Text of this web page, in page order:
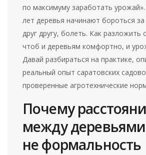
по максимуму заработать
лет деревья начинают бороться
друг другу, болеть. Как разложить
чтоб и деревьям комфортно, и
Давай разбираться на практике,
реальный опыт саратовских
проверенные агротехнические
Почему
между
не формальность